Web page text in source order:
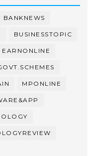
BANKNEWS
BUSINESSTOPIC
EARNONLINE
MPONLINE